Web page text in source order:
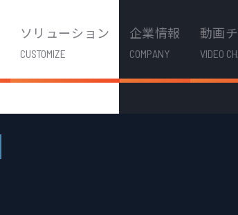
ソリューション
CUSTOMIZE
企業情報
COMPANY
動画
VIDEO